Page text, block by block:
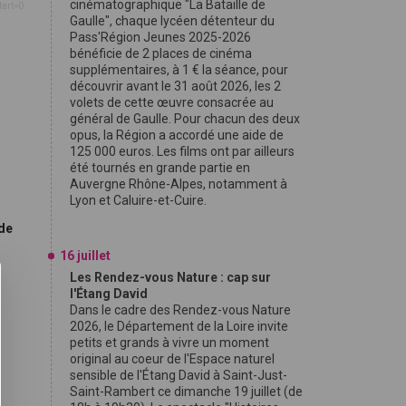
cinématographique "La Bataille de
Gaulle", chaque lycéen détenteur du
Pass'Région Jeunes 2025-2026
bénéficie de 2 places de cinéma
supplémentaires, à 1 € la séance, pour
découvrir avant le 31 août 2026, les 2
volets de cette œuvre consacrée au
général de Gaulle. Pour chacun des deux
opus, la Région a accordé une aide de
125 000 euros. Les films ont par ailleurs
été tournés en grande partie en
Auvergne Rhône-Alpes, notamment à
Lyon et Caluire-et-Cuire.
16 juillet
Les Rendez-vous Nature : cap sur
l'Étang David
Dans le cadre des Rendez-vous Nature
2026, le Département de la Loire invite
petits et grands à vivre un moment
original au coeur de l'Espace naturel
sensible de l'Étang David à Saint-Just-
Saint-Rambert ce dimanche 19 juillet (de